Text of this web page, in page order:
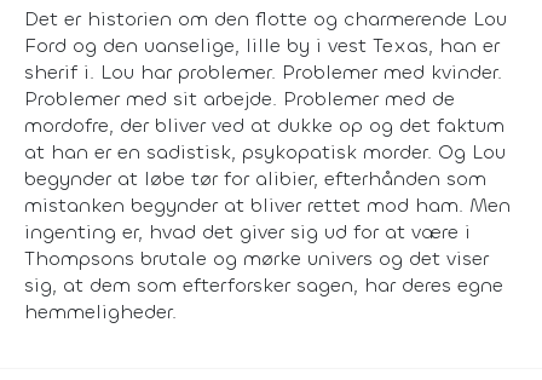
Det er historien om den flotte og charmerende Lou
Ford og den uanselige, lille by i vest Texas, han er
sherif i. Lou har problemer. Problemer med kvinder.
Problemer med sit arbejde. Problemer med de
mordofre, der bliver ved at dukke op og det faktum
at han er en sadistisk, psykopatisk morder. Og Lou
begynder at løbe tør for alibier, efterhånden som
mistanken begynder at bliver rettet mod ham. Men
ingenting er, hvad det giver sig ud for at være i
Thompsons brutale og mørke univers og det viser
sig, at dem som efterforsker sagen, har deres egne
hemmeligheder.